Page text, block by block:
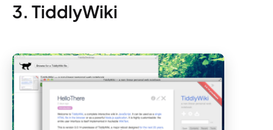
3. TiddlyWiki